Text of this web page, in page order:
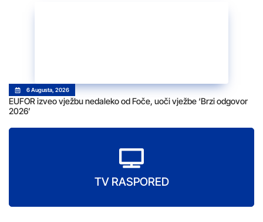
6 Augusta, 2026
EUFOR izveo vježbu nedaleko od Foče, uoči vježbe ‘Brzi odgovor
2026’
TV RASPORED